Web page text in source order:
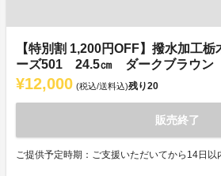
【特別割 1,200円OFF】撥水加工
ーズ501 24.5㎝ ダークブラウン
¥12,000 (税込/送料込)残り20
販売終了
ご提供予定時期：ご支援いただいてから14日以